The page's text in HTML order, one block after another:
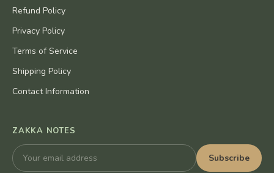
Refund Policy
Privacy Policy
Terms of Service
Shipping Policy
Contact Information
ZAKKA NOTES
Subscribe